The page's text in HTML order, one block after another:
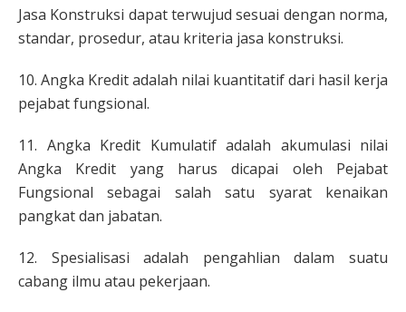
Jasa Konstruksi dapat terwujud sesuai dengan norma,
standar, prosedur, atau kriteria jasa konstruksi.
10. Angka Kredit adalah nilai kuantitatif dari hasil kerja
pejabat fungsional.
11. Angka Kredit Kumulatif adalah akumulasi nilai
Angka Kredit yang harus dicapai oleh Pejabat
Fungsional sebagai salah satu syarat kenaikan
pangkat dan jabatan.
12. Spesialisasi adalah pengahlian dalam suatu
cabang ilmu atau pekerjaan.